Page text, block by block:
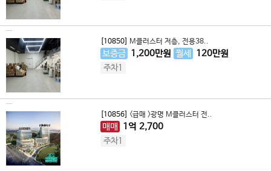
[10850] M클러스터 저층, 전용38..
보증금 1,200만원 월세 120만원
주차1
[10856] <급매 >광명 M클러스터 전..
매매 1 억 2,700
주차1